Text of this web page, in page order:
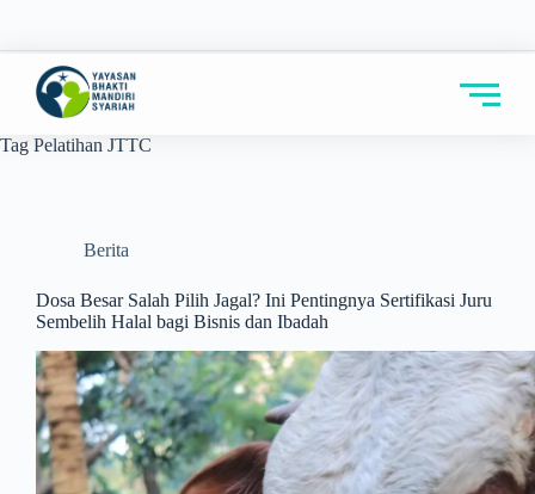
Tag Pelatihan JTTC
Berita
Dosa Besar Salah Pilih Jagal? Ini Pentingnya Sertifikasi Juru
Sembelih Halal bagi Bisnis dan Ibadah